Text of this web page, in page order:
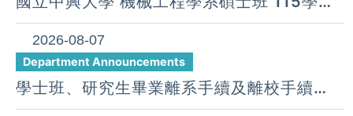
度 第27梯次遞補公告( 08月 07日)
2026-08-07
Department Announcements
學士班、研究生畢業離系手續及離校手續
UNDERGRADUATE AND GRADUATE